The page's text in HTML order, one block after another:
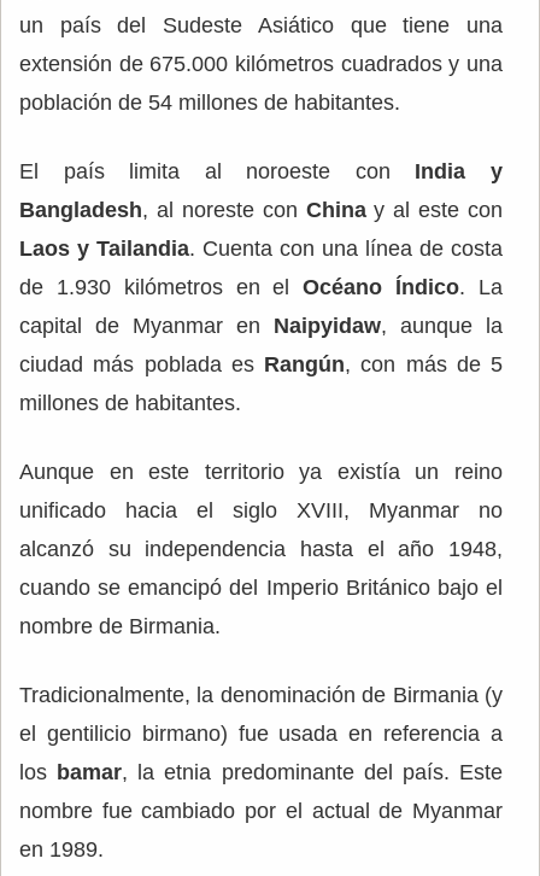
un país del Sudeste Asiático que tiene una
extensión de 675.000 kilómetros cuadrados y una
población de 54 millones de habitantes.
El país limita al noroeste con India y
Bangladesh, al noreste con Chinay al este con
Laos y Tailandia. Cuenta con una línea de costa
de 1.930 kilómetros en elOcéano Índico. La
capital de Myanmar en Naipyidaw, aunque la
ciudad más poblada es Rangún, con más de 5
millones de habitantes.
Aunque en este territorio ya existía un reino
unificado hacia el siglo XVIII, Myanmar no
alcanzó su independencia hasta el año 1948,
cuando se emancipó del Imperio Británico bajo el
nombre de Birmania.
Tradicionalmente, la denominación de Birmania (y
el gentilicio birmano) fue usada en referencia a
los bamar, la etnia predominante del país. Este
nombre fue cambiado por el actual de Myanmar
en 1989.